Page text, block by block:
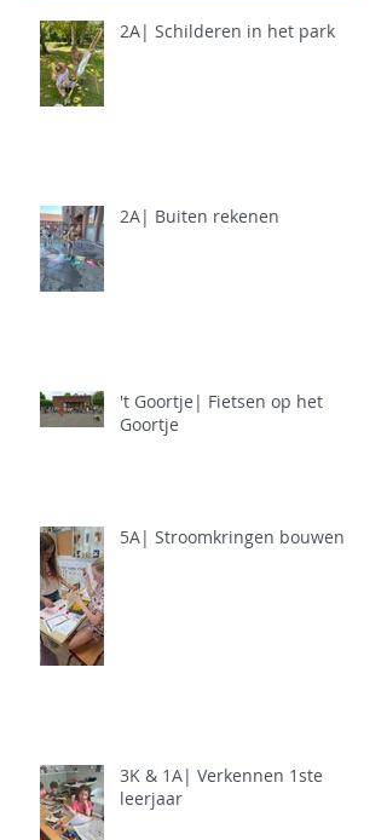
2A| Schilderen in het park
2A| Buiten rekenen
't Goortje| Fietsen op het
Goortje
5A| Stroomkringen bouwen
3K & 1A| Verkennen 1ste
leerjaar